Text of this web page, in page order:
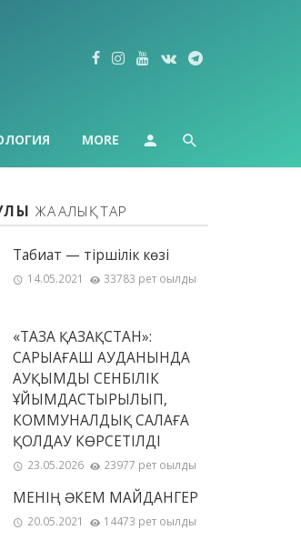
MORE
ЖАҢАЛЫҚТАР
Табиғат — тіршілік көзі
14.05.2021 33783 рет оқылды
«ТАЗА ҚАЗАҚСТАН»:
САРЫАҒАШ АУДАНЫНДА
АУҚЫМДЫ СЕНБІЛІК
ҰЙЫМДАСТЫРЫЛЫП,
КОММУНАЛДЫҚ САЛАҒА
ҚОЛДАУ КӨРСЕТІЛДІ
23.05.2026 23977 рет оқылды
МЕНІҢ ƏКЕМ МАЙДАНГЕР
20.05.2021 14473 рет оқылды